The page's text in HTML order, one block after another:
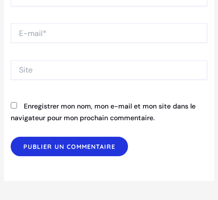
mail*
Site
Enregistrer mon nom, mon e-mail et mon site dans le
navigateur pour mon prochain commentaire.